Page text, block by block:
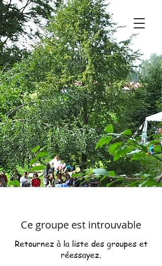
Ce groupe est introuvable
Retournez à la liste des groupes et
réessayez.